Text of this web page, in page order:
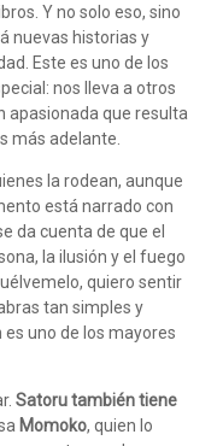
Y no solo eso, sino
nuevas historias y
Este es uno de los
nos lleva a otros
apasionada que resulta
más adelante.
la rodean, aunque
está narrado con
da cuenta de que el
la ilusión y el fuego
quiero sentir
tan simples y
uno de los mayores
Satoru también tiene
Momoko, quien lo